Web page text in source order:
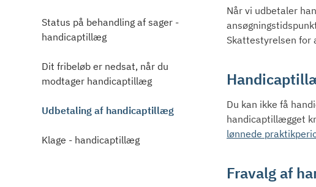
Status på behandling af sager -
handicaptillæg
Dit fribeløb er nedsat, når du
modtager handicaptillæg
Udbetaling af handicaptillæg
Klage - handicaptillæg
Når vi udbetaler
Skattestyrelsen for
Du kan ikke få
handicaptillægget
lønnede
Fravalg af